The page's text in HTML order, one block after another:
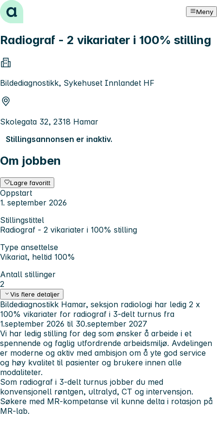
Hopp til innhold Meny
Radiograf - 2 vikariater i 100% stilling
Bildediagnostikk, Sykehuset Innlandet HF
Skolegata 32, 2318 Hamar
Stillingsannonsen er inaktiv.
Om jobben
Lagre favoritt
Oppstart
1. september 2026
Stillingstittel
Radiograf - 2 vikariater i 100% stilling
Type ansettelse
Vikariat, heltid 100%
Antall stillinger
2
Vis flere detaljer
Bildediagnostikk Hamar, seksjon radiologi har ledig 2 x
100% vikariater for radiograf i 3-delt turnus fra
1.september 2026 til 30.september 2027
Vi har ledig stilling for deg som ønsker å arbeide i et
spennende og faglig utfordrende arbeidsmiljø. Avdelingen
er moderne og aktiv med ambisjon om å yte god service
og høy kvalitet til pasienter og brukere innen alle
modaliteter.
Som radiograf i 3-delt turnus jobber du med
konvensjonell røntgen, ultralyd, CT og intervensjon.
Søkere med MR-kompetanse vil kunne delta i rotasjon på
MR-lab.